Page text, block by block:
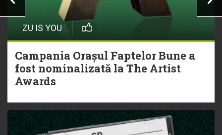
ZU IS YOU
Campania Orașul Faptelor Bune a
fost nominalizată la The Artist
Awards